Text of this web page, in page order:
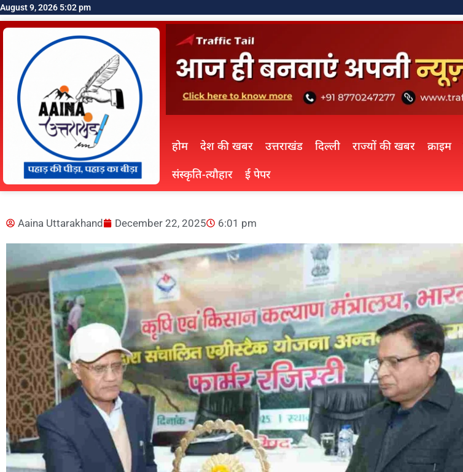
August 9, 2026 5:02 pm
होम देश की खबर उत्तराखंड दिल्ली राज्यों की खबर क्राइम
संस्कृति-त्यौहार
ई पेपर
Aaina Uttarakhand December 22, 2025 6:01 pm